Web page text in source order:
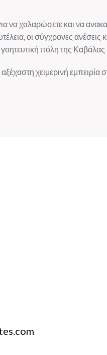
να χαλαρώσετε και να
οι σύγχρονες
γοητευτική πόλη της
χειμερινή εμπειρία